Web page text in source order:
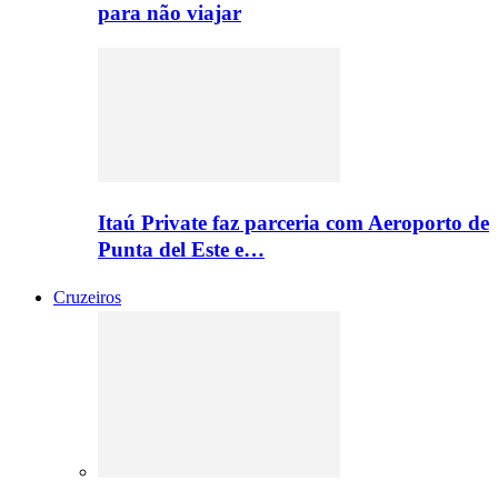
para não viajar
Itaú Private faz parceria com Aeroporto de
Punta del Este e…
Cruzeiros